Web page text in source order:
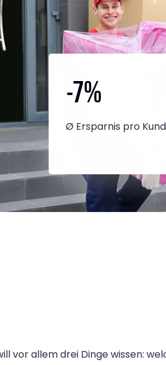
-7%
Ø Ersparnis pro
vor allem drei Dinge wissen: